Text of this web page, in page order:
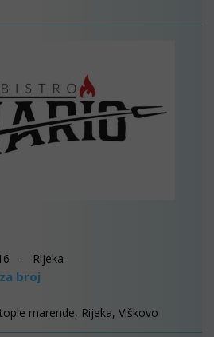
- Rijeka
broj
marende, Rijeka, Viškovo